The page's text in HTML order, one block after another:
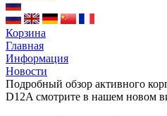
Корзина
Главная
Информация
Новости
Подробный обзор активного
D12A смотрите в нашем новом